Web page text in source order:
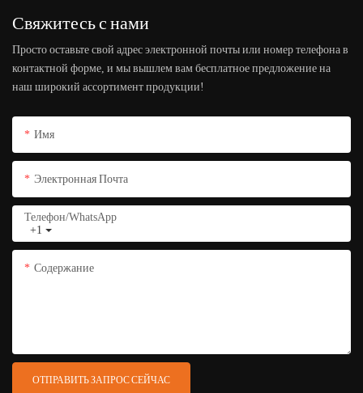
Свяжитесь с нами
Просто оставьте свой адрес электронной почты или номер телефона в
контактной форме, и мы вышлем вам бесплатное предложение на
наш широкий ассортимент продукции!
Имя
Электронная Почта
+1
Телефон/WhatsApp
Содержание
ОТПРАВИТЬ ЗАПРОС СЕЙЧАС